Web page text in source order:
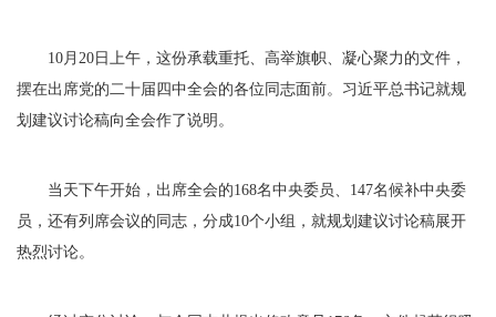
10月20日上午，这份承载重托、高举旗帜、凝心聚力的文件，
摆在出席党的二十届四中全会的各位同志面前。习近平总书记就规
划建议讨论稿向全会作了说明。
当天下午开始，出席全会的168名中央委员、147名候补中央委
员，还有列席会议的同志，分成10个小组，就规划建议讨论稿展开
热烈讨论。